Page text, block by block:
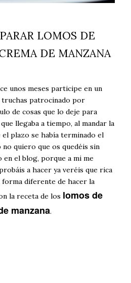
LOMOS DE
DE MANZANA
unos meses participe en un
truchas patrocinado por
de cosas que lo deje para
llegaba a tiempo, al mandar la
el plazo se había terminado el
quiero que os quedéis sin
en el blog, porque a mi me
a hacer ya veréis que rica
forma diferente de hacer la
la receta de los lomos de
manzana.